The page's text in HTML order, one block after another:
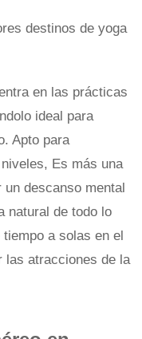
en las prácticas
ideal para
Apto para
Es más una
descanso mental
natural de todo lo
a solas en el
las atracciones de la